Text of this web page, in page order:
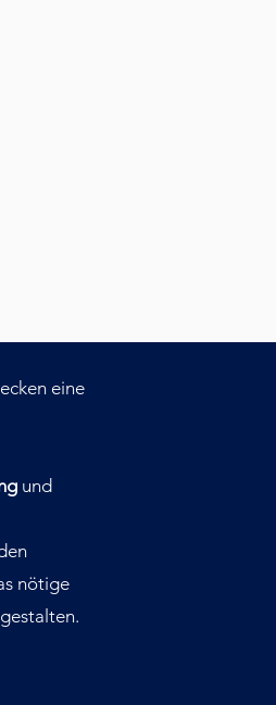
eine
und
nötige